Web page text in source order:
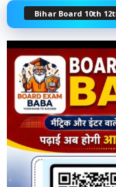
Bihar Board 10th